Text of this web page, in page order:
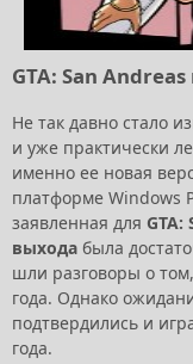
GTA: San
Не так давно стало
и уже практически
именно ее новая
платформе Windows
заявленная для
выхода была
шли разговоры о
года. Однако
подтвердились и
года.